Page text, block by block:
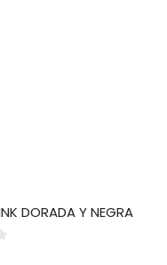
DORADA Y NEGRA